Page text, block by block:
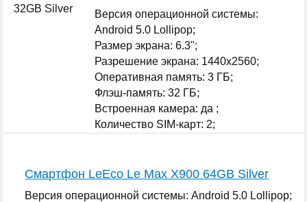
Версия операционной системы:
Android 5.0 Lollipop;
Размер экрана: 6.3";
Разрешение экрана: 1440x2560;
Оперативная память: 3 ГБ;
Флэш-память: 32 ГБ;
Встроенная камера: да ;
Количество SIM-карт: 2;
Смартфон LeEco Le Max X900 64GB Silver
Версия операционной системы: Android 5.0 Lollipop;